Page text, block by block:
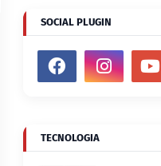
SOCIAL PLUGIN
TECNOLOGIA